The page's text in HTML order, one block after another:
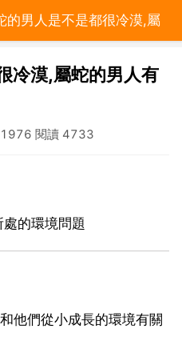
的男人是不是都很冷漠,屬
冷漠,屬蛇的男人有
閱讀 4733
的環境問題
他們從小成長的環境有關